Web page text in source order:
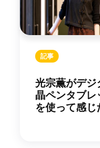
記事
光宗薫がデ
晶ペンタブレ
を使って感